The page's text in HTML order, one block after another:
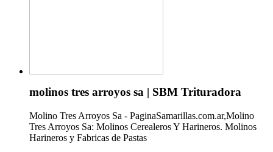
molinos tres arroyos sa | SBM Trituradora
Molino Tres Arroyos Sa - PaginaSamarillas.com.ar,Molino
Tres Arroyos Sa: Molinos Cerealeros Y Harineros. Molinos
Harineros y Fabricas de Pastas